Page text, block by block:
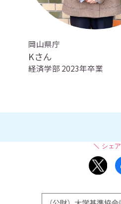
岡山県庁
Kさん
経済学部 2023年卒業
シェア